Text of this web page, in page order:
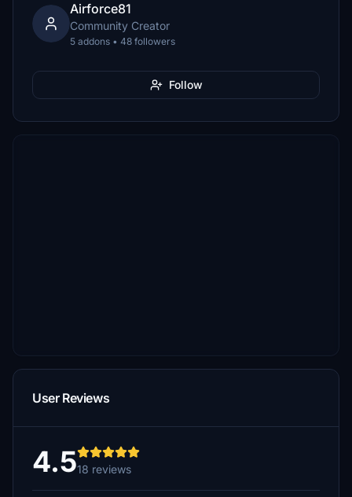
Airforce81
Community Creator
5 addons • 48 followers
Follow
User Reviews
4.518 reviews